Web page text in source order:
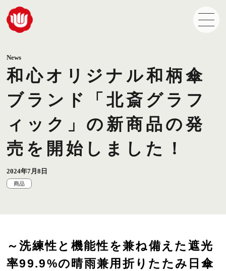
News
和心オリジナル和柄傘
ブランド「北斎グラフ
ィック」の新商品の発
売を開始しました！
2024年7月8日
商品
～洗練性と機能性を兼ね備えた遮光
率99.9%の晴雨兼用折りたたみ日傘